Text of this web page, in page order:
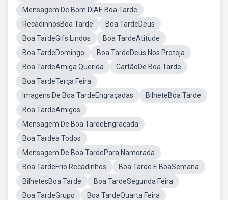
Mensagem De Bom DIAE Boa Tarde
RecadinhosBoa Tarde
Boa TardeDeus
Boa TardeGifs Lindos
Boa TardeAtitude
Boa TardeDomingo
Boa TardeDeus Nos Proteja
Boa TardeAmiga Querida
CartãoDe Boa Tarde
Boa TardeTerça Feira
Imagens De Boa TardeEngraçadas
BilheteBoa Tarde
Boa TardeAmigos
Mensagem De Boa TardeEngraçada
Boa Tardea Todos
Mensagem De Boa TardePara Namorada
Boa TardeFrio Recadinhos
Boa Tarde E BoaSemana
BilhetesBoa Tarde
Boa TardeSegunda Feira
Boa TardeGrupo
Boa TardeQuarta Feira